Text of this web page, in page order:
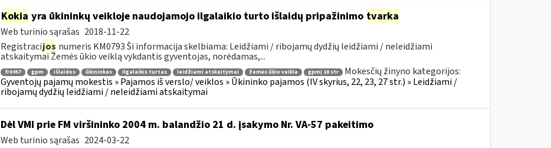
Kokia yra ūkininkų veikloje naudojamojo ilgalaikio turto išlaidų pripažinimo tvarka
Web turinio sąrašas 2018-11-22
Registracijos numeris KM0793 Ši informacija skelbiama: Leidžiami / ribojamų dydžių leidžiami / neleidžiami
atskaitymai Žemės ūkio veiklą vykdantis gyventojas, norėdamas,...
fr0457 gpm išlaidos ūkininkas ilgalaikis turtas leidžiami atskaitymai žemės ūkio veikla gpmį 18 str
Mokesčių žinyno kategorijos:
Gyventojų pajamų mokestis » Pajamos iš verslo/ veiklos » Ūkininko pajamos (IV skyrius, 22, 23, 27 str.) » Leidžiami /
ribojamų dydžių leidžiami / neleidžiami atskaitymai
Dėl VMI prie FM viršininko 2004 m. balandžio 21 d. įsakymo Nr. VA-57 pakeitimo
Web turinio sąrašas 2024-03-22